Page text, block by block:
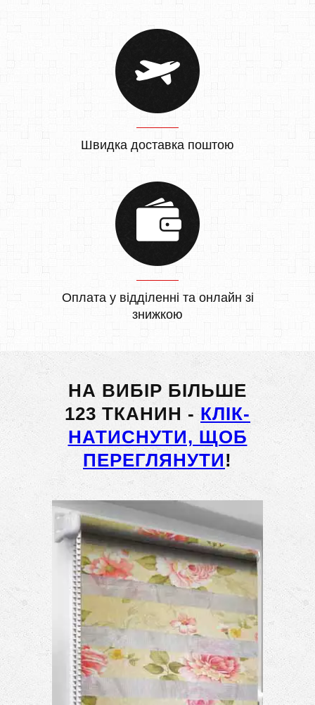
Швидка доставка поштою
Оплата у відділенні та онлайн зі
знижкою
НА ВИБІР БІЛЬШЕ
123 ТКАНИН - КЛІК-
НАТИСНУТИ, ЩОБ
ПЕРЕГЛЯНУТИ!